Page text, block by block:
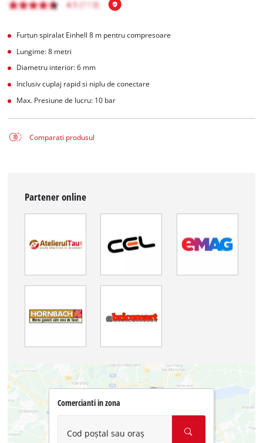
Furtun spiralat Einhell 8 m pentru compresoare
Lungime: 8 metri
Diametru interior: 6 mm
Inclusiv cuplaj rapid si niplu de conectare
Max. Presiune de lucru: 10 bar
Comparati produsul
Partener online
Comercianti in zona
Cod poștal sau oraș